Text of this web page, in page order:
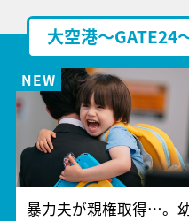
大空港～GATE24
暴力夫が親権取得…。